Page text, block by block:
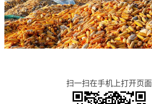
扫一扫在手机上打开页面